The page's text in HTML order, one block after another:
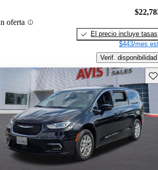
oferta
El precio incluye tasas
$443/mes
Verif. disponibilidad
Aviso